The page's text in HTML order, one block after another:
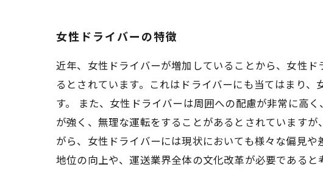
女性ドライバーの特徴
近年、女性ドライバーが増加していることから、女性
るとされています。これはドライバーにも当てはまり
す。 また、女性ドライバーは周囲への配慮が非常に高
が強く、無理な運転をすることがあるとされています
がら、女性ドライバーには現状においても様々な偏見
地位の向上や、運送業界全体の文化改革が必要である